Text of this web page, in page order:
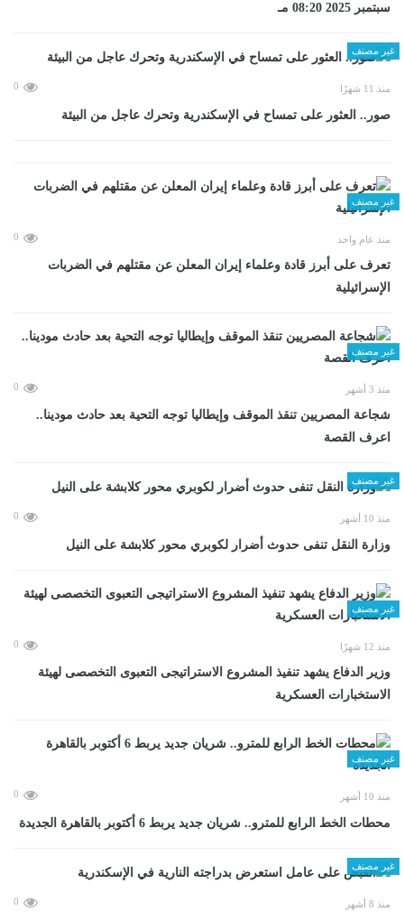
سبتمبر 2025 08:20 مـ
غير مصنف
منذ 11 شهرًا 0
صور.. العثور على تمساح في الإسكندرية وتحرك عاجل من البيئة
غير مصنف
منذ عام واحد 0
تعرف على أبرز قادة وعلماء إيران المعلن عن مقتلهم في الضربات
الإسرائيلية
غير مصنف
منذ 3 أشهر 0
شجاعة المصريين تنقذ الموقف وإيطاليا توجه التحية بعد حادث مودينا..
اعرف القصة
غير مصنف
منذ 10 أشهر 0
وزارة النقل تنفى حدوث أضرار لكوبري محور كلابشة على النيل
غير مصنف
منذ 12 شهرًا 0
وزير الدفاع يشهد تنفيذ المشروع الاستراتيجى التعبوى التخصصى لهيئة
الاستخبارات العسكرية
غير مصنف
منذ 10 أشهر 0
محطات الخط الرابع للمترو.. شريان جديد يربط 6 أكتوبر بالقاهرة الجديدة
غير مصنف
منذ 8 أشهر 0